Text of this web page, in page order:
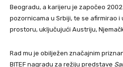
Beogradu, a karijeru je započeo
pozornicama u Srbiji, te se afirmirao
prostoru, uključujući Austriju,
Rad mu je obilježen značajnim
BITEF nagradu za režiju predstave